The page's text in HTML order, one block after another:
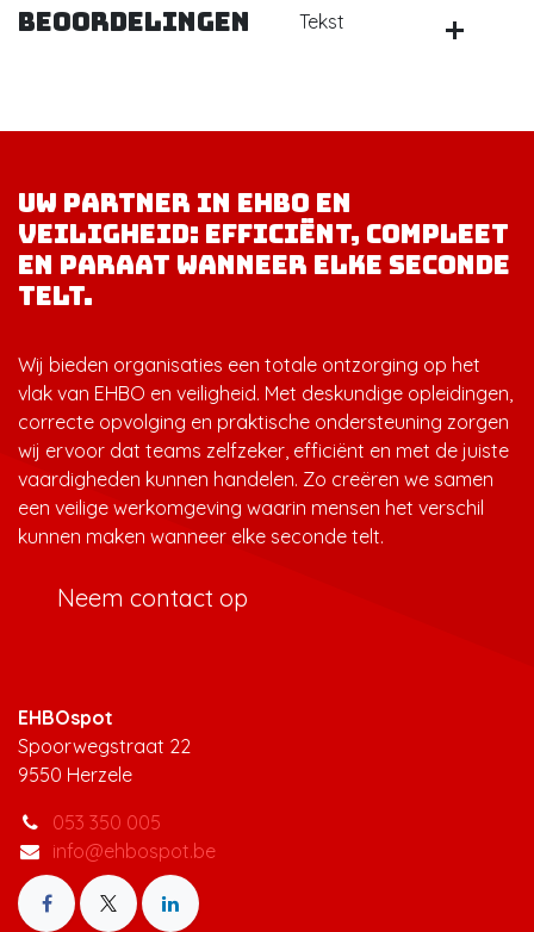
Beoordelingen Tekst
Uw partner in EHBO en
veiligheid: efficiënt, compleet
en paraat wanneer elke seconde
telt.
Wij bieden organisaties een totale ontzorging op het
vlak van EHBO en veiligheid. Met deskundige opleidingen,
correcte opvolging en praktische ondersteuning zorgen
wij ervoor dat teams zelfzeker, efficiënt en met de juiste
vaardigheden kunnen handelen. Zo creëren we samen
een veilige werkomgeving waarin mensen het verschil
kunnen maken wanneer elke seconde telt.
Neem contact op
EHBOspot
Spoorwegstraat 22
9550 Herzele
053 350 005
info@ehbospot.be